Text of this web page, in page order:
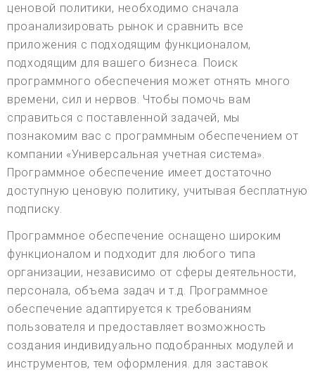
ценовой политики, необходимо сначала
проанализировать рынок и сравнить все
приложения с подходящим функционалом,
подходящим для вашего бизнеса. Поиск
программного обеспечения может отнять много
времени, сил и нервов. Чтобы помочь вам
справиться с поставленной задачей, мы
познакомим вас с программным обеспечением от
компании «Универсальная учетная система».
Программное обеспечение имеет достаточно
доступную ценовую политику, учитывая бесплатную
подписку.
Программное обеспечение оснащено широким
функционалом и подходит для любого типа
организации, независимо от сферы деятельности,
персонала, объема задач и т.д. Программное
обеспечение адаптируется к требованиям
пользователя и предоставляет возможность
создания индивидуально подобранных модулей и
инструментов, тем оформления. для заставок